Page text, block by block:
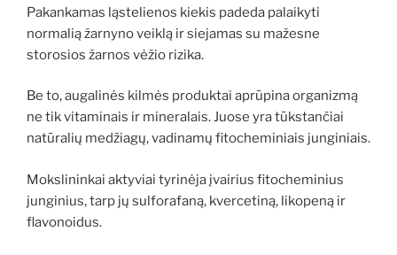
Pakankamas ląstelienos kiekis padeda palaikyti
normalią žarnyno veiklą ir siejamas su mažesne
storosios žarnos vėžio rizika.
Be to, augalinės kilmės produktai aprūpina organizmą
ne tik vitaminais ir mineralais. Juose yra tūkstančiai
natūralių medžiagų, vadinamų fitocheminiais junginiais.
Mokslininkai aktyviai tyrinėja įvairius fitocheminius
junginius, tarp jų sulforafaną, kvercetiną, likopeną ir
flavonoidus.